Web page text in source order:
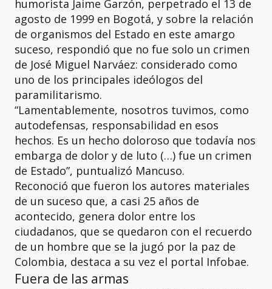
humorista Jaime Garzón, perpetrado el 13 de
agosto de 1999 en Bogotá, y sobre la relación
de organismos del Estado en este amargo
suceso, respondió que no fue solo un crimen
de José Miguel Narváez: considerado como
uno de los principales ideólogos del
paramilitarismo.
“Lamentablemente, nosotros tuvimos, como
autodefensas, responsabilidad en esos
hechos. Es un hecho doloroso que todavía nos
embarga de dolor y de luto (…) fue un crimen
de Estado”, puntualizó Mancuso.
Reconoció que fueron los autores materiales
de un suceso que, a casi 25 años de
acontecido, genera dolor entre los
ciudadanos, que se quedaron con el recuerdo
de un hombre que se la jugó por la paz de
Colombia, destaca a su vez el portal Infobae.
Fuera de las armas